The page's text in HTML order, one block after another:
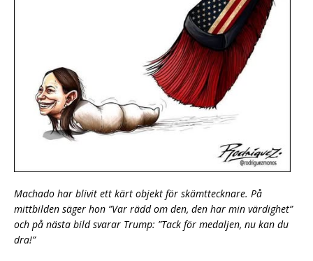
Machado har blivit ett kärt objekt för skämttecknare. På
mittbilden säger hon ”Var rädd om den, den har min värdighet”
och på nästa bild svarar Trump: ”Tack för medaljen, nu kan du
dra!”